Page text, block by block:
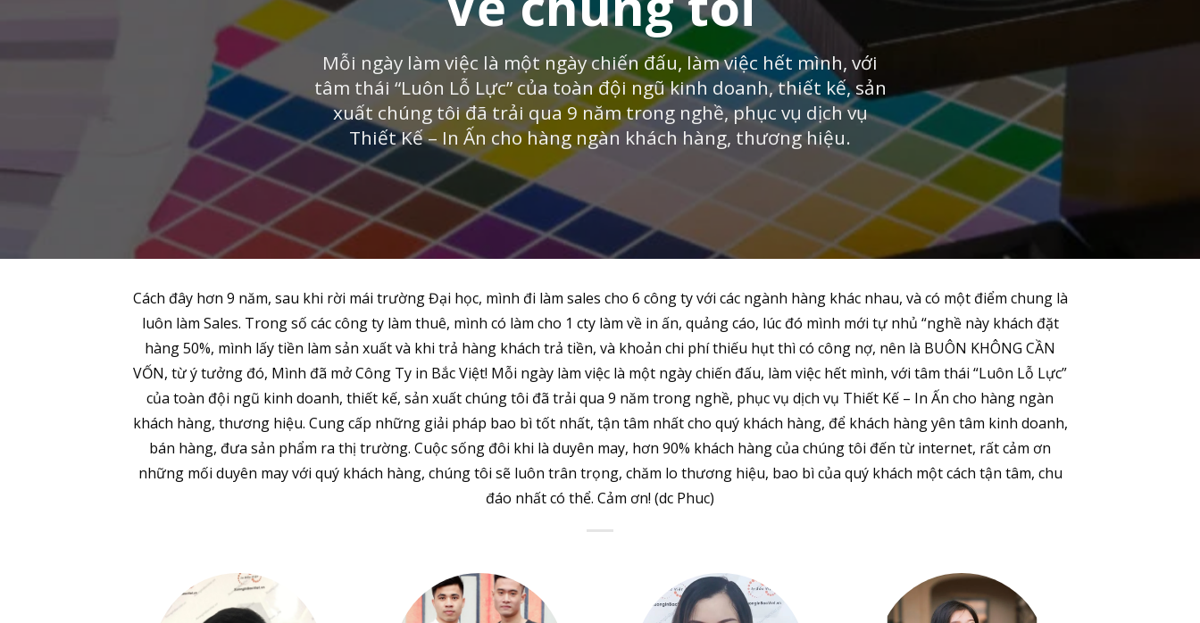
Mỗi ngày làm việc là một ngày chiến đấu, làm việc hết mình, với
tâm thái “Luôn Lỗ Lực” của toàn đội ngũ kinh doanh, thiết kế, sản
xuất chúng tôi đã trải qua 9 năm trong nghề, phục vụ dịch vụ
Thiết Kế – In Ấn cho hàng ngàn khách hàng, thương hiệu.
Cách đây hơn 9 năm, sau khi rời mái trường Đại học, mình đi làm sales cho 6 công ty với các ngành hàng khác nhau, và có một điểm chung là
luôn làm Sales. Trong số các công ty làm thuê, mình có làm cho 1 cty làm về in ấn, quảng cáo, lúc đó mình mới tự nhủ “nghề này khách đặt
hàng 50%, mình lấy tiền làm sản xuất và khi trả hàng khách trả tiền, và khoản chi phí thiếu hụt thì có công nợ, nên là BUÔN KHÔNG CẦN
VỐN, từ ý tưởng đó, Mình đã mở Công Ty in Bắc Việt! Mỗi ngày làm việc là một ngày chiến đấu, làm việc hết mình, với tâm thái “Luôn Lỗ Lực”
của toàn đội ngũ kinh doanh, thiết kế, sản xuất chúng tôi đã trải qua 9 năm trong nghề, phục vụ dịch vụ Thiết Kế – In Ấn cho hàng ngàn
khách hàng, thương hiệu. Cung cấp những giải pháp bao bì tốt nhất, tận tâm nhất cho quý khách hàng, để khách hàng yên tâm kinh doanh,
bán hàng, đưa sản phẩm ra thị trường. Cuộc sống đôi khi là duyên may, hơn 90% khách hàng của chúng tôi đến từ internet, rất cảm ơn
những mối duyên may với quý khách hàng, chúng tôi sẽ luôn trân trọng, chăm lo thương hiệu, bao bì của quý khách một cách tận tâm, chu
đáo nhất có thể. Cảm ơn! (dc Phuc)